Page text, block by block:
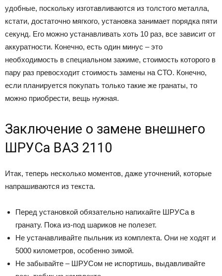
удобные, поскольку изготавливаются из толстого металла,
кстати, достаточно мягкого, установка занимает порядка пяти
секунд. Его можно устанавливать хоть 10 раз, все зависит от
аккуратности. Конечно, есть один минус – это
необходимость в специальном зажиме, стоимость которого в
пару раз превосходит стоимость замены на СТО. Конечно,
если планируется покупать только такие же гранаты, то
можно приобрести, вещь нужная.
Заключение о замене внешнего
ШРУСа ВАЗ 2110
Итак, теперь несколько моментов, даже уточнений, которые
напрашиваются из текста.
Перед установкой обязательно напихайте ШРУСа в
гранату. Пока из-под шариков не полезет.
Не устанавливайте пыльник из комплекта. Они не ходят и
5000 километров, особенно зимой.
Не забывайте – ШРУСом не испортишь, выдавливайте